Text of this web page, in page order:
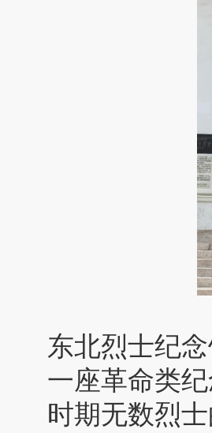
东北烈士纪
一座革命类
时期无数烈